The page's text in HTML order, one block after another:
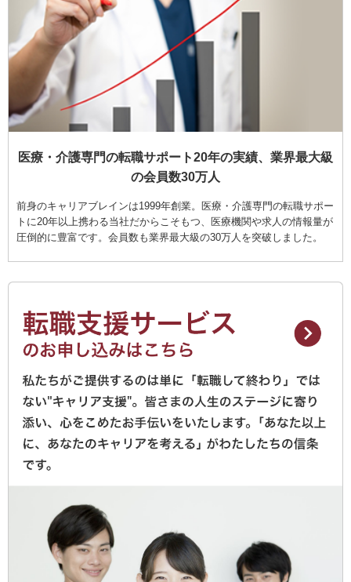
医療・介護専門の転職サポート20年の実績、業界最大級
の会員数30万人
前身のキャリアブレインは1999年創業。医療・介護専門の転職サポー
トに20年以上携わる当社だからこそもつ、医療機関や求人の情報量が
圧倒的に豊富です。会員数も業界最大級の30万人を突破しました。